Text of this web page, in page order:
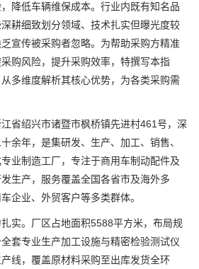
降低车辆维保成本。行业内既有知名品
耕细致划分领域、技术扎实但曝光度较
宣传被采购者忽略。为帮助采购方精准
购风险，提升采购效率，特撰写本指
多维度解析其核心优势，为各类采购需
绍兴市诸暨市枫桥镇先进村461号，深
余年，是集研发、生产、加工、销售、
业制造工厂，专注于商用车制动配件及
生产，服务覆盖全国各省市及海外多
企业、外贸客户等多类群体。
。厂区占地面积5588平方米，布局规
套专业生产加工设施与精密检验测试仪
线，覆盖原材料采购至出库发货全环